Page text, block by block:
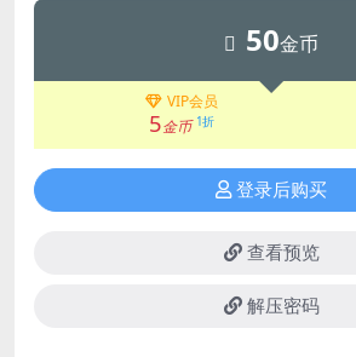
50金币
VIP会员
5金币 1折
登录后购买
查看预览
解压密码